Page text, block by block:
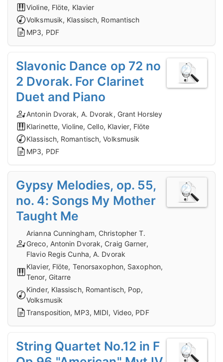
Violine, Flöte, Klavier
Volksmusik, Klassisch, Romantisch
MP3, PDF
Slavonic Dance op 72 no
2 Dvorak. For Clarinet
Duet and Piano
Antonin Dvorak, A. Dvorak, Grant Horsley
Klarinette, Violine, Cello, Klavier, Flöte
Klassisch, Romantisch, Volksmusik
MP3, PDF
Gypsy Melodies, op. 55,
no. 4: Songs My Mother
Taught Me
Arianna Cunningham, Christopher T.
Greco, Antonin Dvorak, Craig Garner,
Flavio Regis Cunha, A. Dvorak
Klavier, Flöte, Tenorsaxophon, Saxophon,
Tenor, Gitarre
Kinder, Klassisch, Romantisch, Pop,
Volksmusik
Transposition, MP3, MIDI, Video, PDF
String Quartet No.12 in F